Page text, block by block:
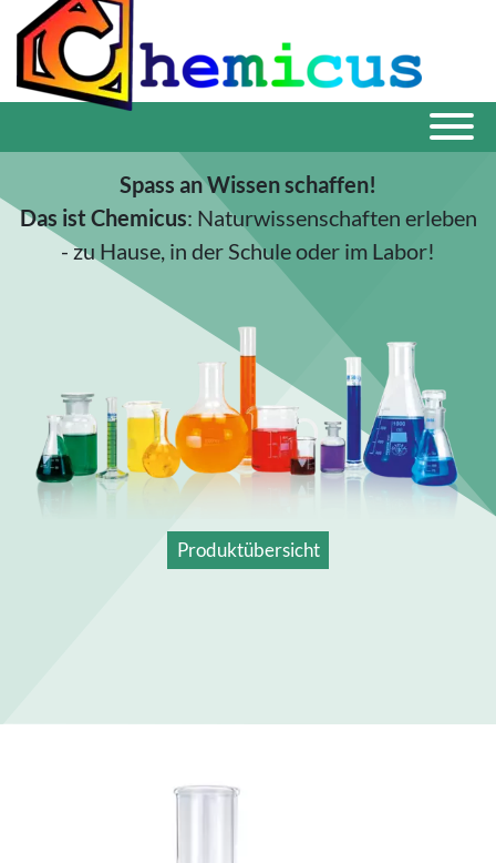
Spass an Wissen schaffen!
Das ist Chemicus: Naturwissenschaften erleben
- zu Hause, in der Schule oder im Labor!
Produktübersicht